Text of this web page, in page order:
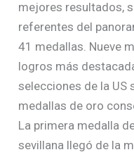
mejores resultados,
referentes del
41 medallas. Nueve
logros más
selecciones de la US
medallas de oro
La primera medalla
sevillana llegó de la